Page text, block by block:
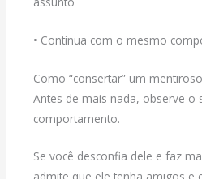
• Continua com o mesmo
Como “consertar” um mentiroso
Antes de mais nada, observe o
comportamento.
Se você desconfia dele e faz